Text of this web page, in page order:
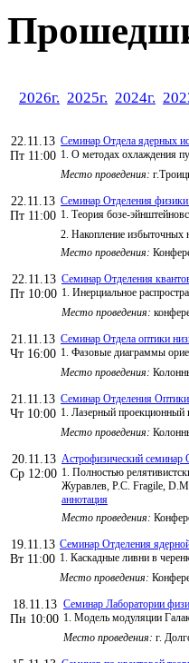
2026г. 2025г. 2024г.
22.11.13
Пт 11:00
Семинар Отдела ядерных
1. О методах охлаждения
Место проведения:
22.11.13
Пт 11:00
Семинар Отделения физики
1. Теория бозе-
2. Накопление
Место проведения:
22.11.13
Пт 10:00
Семинар Отделения
1. Инерциальное
Место проведения:
21.11.13
Чт 16:00
Семинар Отдела оптики
1. Фазовые диаграммы
Место проведения:
21.11.13
Чт 10:00
Семинар Отделения Оптики
1. Лазерный
Место проведения:
20.11.13
Ср 12:00
Астрофизический
1. Полностью
Журавлев, P.C. Fragile,
аннотация
Место проведения:
19.11.13
Вт 11:00
Семинар Отделения
1. Каскадные ливни в
Место проведения:
18.11.13
Пн 10:00
Семинар Лаборатории
1. Модель модуляции
Место проведения: г.